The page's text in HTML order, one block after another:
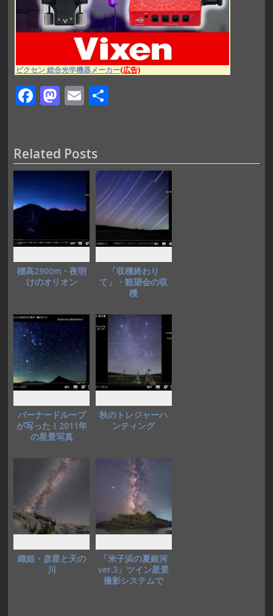
ビクセン 総合光学機器メーカー(広告)
F
b
o
o
k
M
d
o
n
E
l
共
Related Posts
標高2900m・夜明
けのオリオン
「収穫終わり
て」・観望会の収
穫
バーナードループ
が写った！2011年
の星景写真
秋のトレジャーハ
ンティング
織姫・彦星と天の
川
「米子浜の夏銀河
ver.3」ツイン星景
撮影システムで